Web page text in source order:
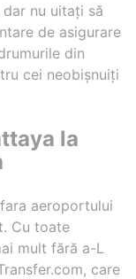
nu uitați să
de asigurare
din
cei neobișnuiți
la
aeroportului
Cu toate
mult fără a-L
care